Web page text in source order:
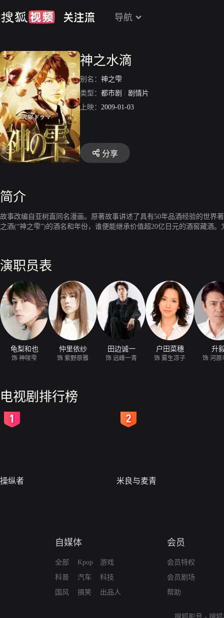
导航
神之水滴
别名： 神之雫
类型： 都市剧 / 剧情片
上映： 2009-01-03
分享
简介
故事改编自亚树直同名漫画。原著故事讲述了具有50年品酒经验的世界
之酒(“神之雫”)的酒名和年份，谁便能继承价值超20亿日元的酒窖藏酒
演职员表
龟梨和也
饰 神咲雫
仲里依纱
饰 紫野原雅
田边诚一
饰 远峰一青
户田菜穗
饰 雾生凉子
升
饰 河原
电视剧排行榜
操纵者 米良与麦青
自媒体
全部
科普
国风
Kpop
汽车
搞笑
游戏
科技
出品人
会员
会员特权
会员剧场
帮助